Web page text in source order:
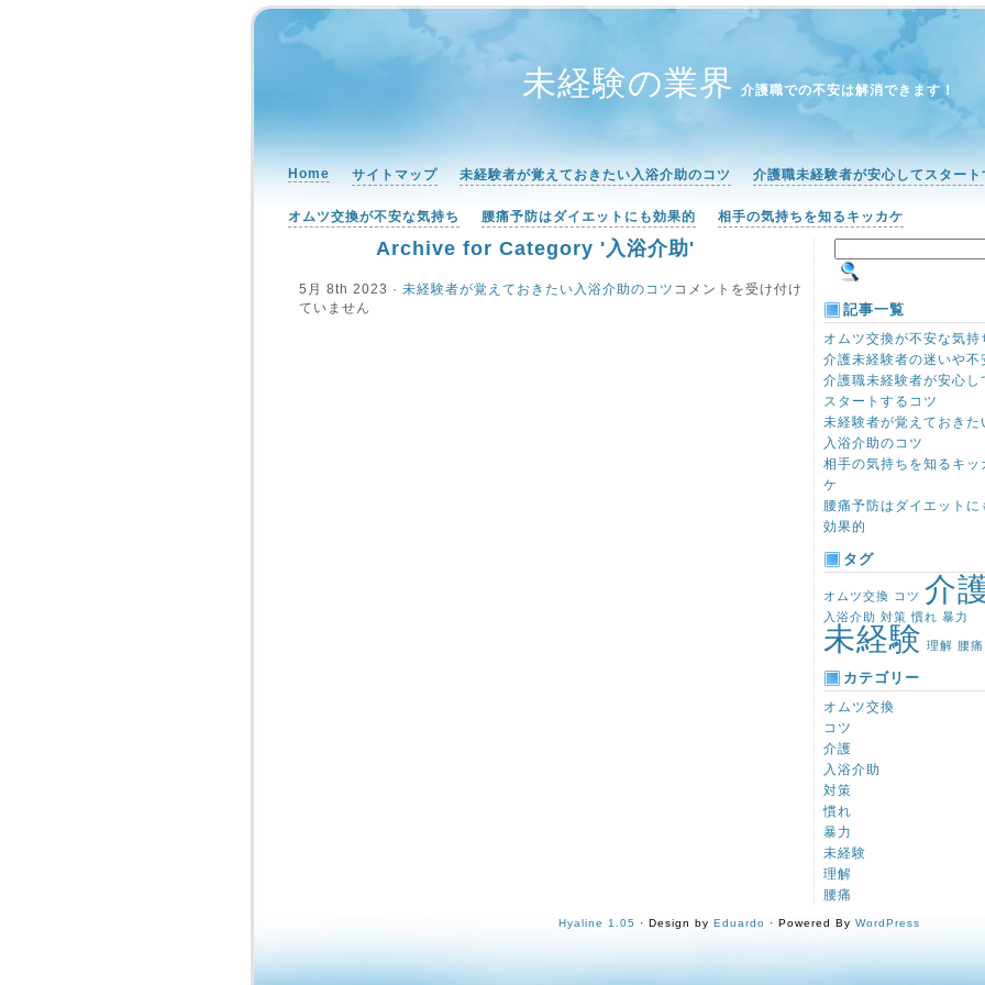
未経験の業界 介護職での不安は解消できます！
Home サイトマップ 未経験者が覚えておきたい入浴介助のコツ 介護職未経験者が安心してスター
オムツ交換が不安な気持ち 腰痛予防はダイエットにも効果的 相手の気持ちを知るキッカケ
Archive for Category '入浴介助'
5月 8th 2023 · 未経験者が覚えておきたい入浴介助のコツ 未
コメントを受け付け
ていません
記事一覧
オムツ交換が不安な気持
介護未経験者の迷いや不
介護職未経験者が安心し
スタートするコツ
未経験者が覚えておきた
入浴介助のコツ
相手の気持ちを知るキッ
ケ
腰痛予防はダイエットに
効果的
タグ
オムツ交換 コツ 介
入浴介助 対策 慣れ 暴力
未経験 理解 腰痛
カテゴリー
オムツ交換
コツ
介護
入浴介助
対策
慣れ
暴力
未経験
理解
腰痛
Hyaline 1.05 · Design by Eduardo · Powered By WordPress